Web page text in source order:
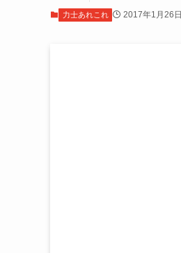
力士あれこれ 2017年1月26日